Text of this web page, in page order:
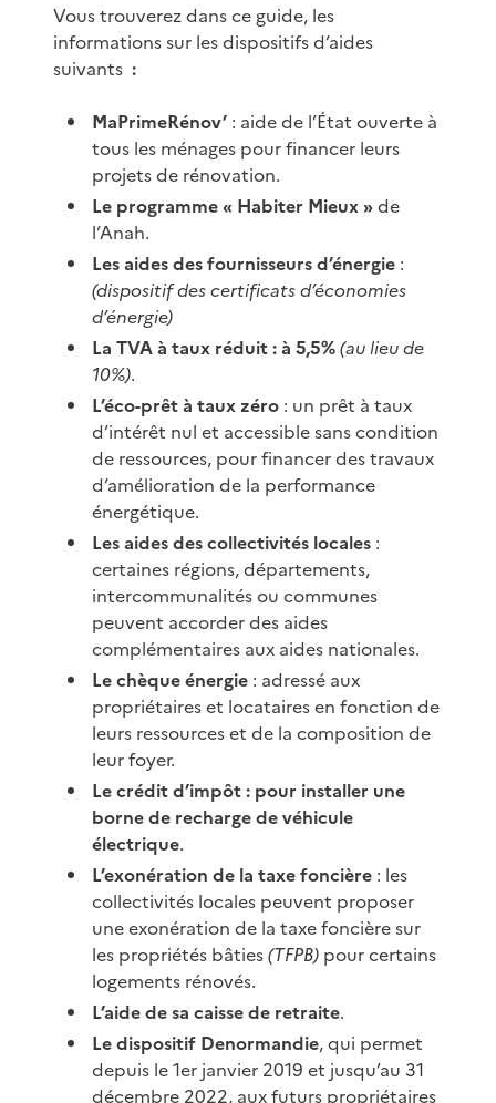
Vous trouverez dans ce guide, les
informations sur les dispositifs d’aides
suivants :
MaPrimeRénov’ : aide de l’État ouverte à
tous les ménages pour financer leurs
projets de rénovation.
Le programme « Habiter Mieux »de
l’Anah.
Les aides des fournisseurs d’énergie :
(dispositif des certificats d’économies
d’énergie)
La TVA à taux réduit : à 5,5%(au lieu de
10%).
L’éco-prêt à taux zéro : un prêt à taux
d’intérêt nul et accessible sans condition
de ressources, pour financer des travaux
d’amélioration de la performance
énergétique.
Les aides des collectivités locales :
certaines régions, départements,
intercommunalités ou communes
peuvent accorder des aides
complémentaires aux aides nationales.
Le chèque énergie : adressé aux
propriétaires et locataires en fonction de
leurs ressources et de la composition de
leur foyer.
Le crédit d’impôt : pour installer une
borne de recharge de véhicule
électrique.
L’exonération de la taxe foncière : les
collectivités locales peuvent proposer
une exonération de la taxe foncière sur
les propriétés bâties(TFPB) pour certains
logements rénovés.
L’aide de sa caisse de retraite.
Le dispositif Denormandie, qui permet
depuis le 1er janvier 2019 et jusqu’au 31
décembre 2022, aux futurs propriétaires